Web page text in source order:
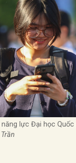
lực Đại học Quốc